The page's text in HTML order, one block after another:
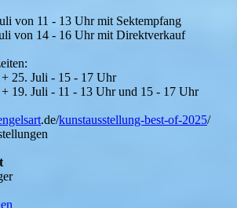
von 11 - 13 Uhr mit Sektempfang
von 14 - 16 Uhr mit Direktverkauf
+ 25. Juli - 15 - 17 Uhr
19. Juli - 11 - 13 Uhr und 15 - 17 Uhr
.de/kunstausstellung-best-of-2025/